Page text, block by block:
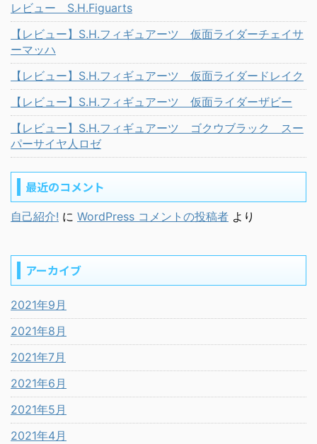
レビュー S.H.Figuarts
【レビュー】S.H.フィギュアーツ 仮面ライダーチェイサ
ーマッハ
【レビュー】S.H.フィギュアーツ 仮面ライダードレイク
【レビュー】S.H.フィギュアーツ 仮面ライダーザビー
【レビュー】S.H.フィギュアーツ ゴクウブラック スー
パーサイヤ人ロゼ
最近のコメント
自己紹介! に WordPress コメントの投稿者 より
アーカイブ
2021年9月
2021年8月
2021年7月
2021年6月
2021年5月
2021年4月